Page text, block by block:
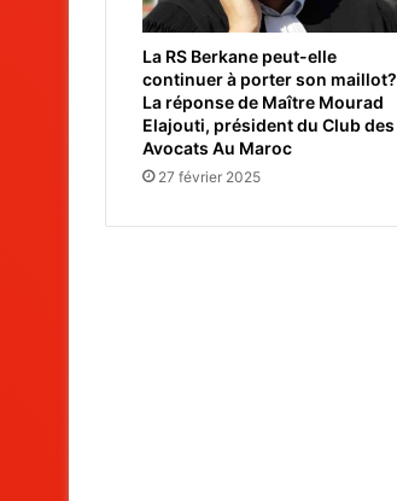
La RS Berkane peut-elle
continuer à porter son maillot?
La réponse de Maître Mourad
Elajouti, président du Club des
Avocats Au Maroc
27 février 2025